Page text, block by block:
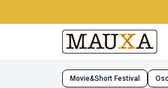
Movie&Short Festival